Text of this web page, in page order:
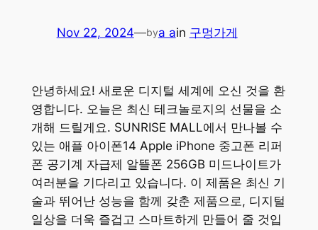
Nov 22, 2024—bya ain 구멍가게
안녕하세요! 새로운 디지털 세계에 오신 것을 환
영합니다. 오늘은 최신 테크놀로지의 선물을 소
개해 드릴게요. SUNRISE MALL에서 만나볼 수
있는 애플 아이폰14 Apple iPhone 중고폰 리퍼
폰 공기계 자급제 알뜰폰 256GB 미드나이트가
여러분을 기다리고 있습니다. 이 제품은 최신 기
술과 뛰어난 성능을 함께 갖춘 제품으로, 디지털
일상을 더욱 즐겁고 스마트하게 만들어 줄 것입